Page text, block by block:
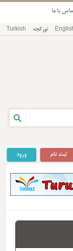
با ما
تورکجه Turkish
ورود ثبت نام